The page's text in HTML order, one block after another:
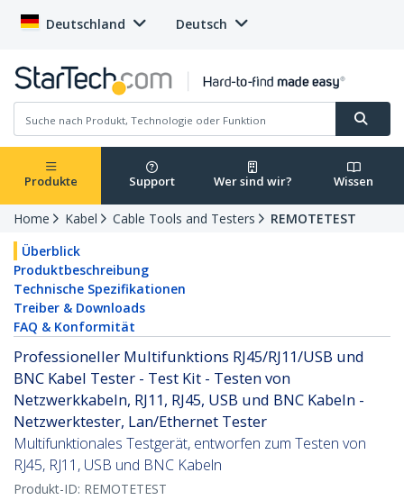
Deutschland Deutsch
Produkte Support Wer sind wir? Wissen
Home Kabel Cable Tools and Testers
REMOTETEST
Überblick
Produktbeschreibung
Technische Spezifikationen
Treiber & Downloads
FAQ & Konformität
Professioneller Multifunktions RJ45/RJ11/USB und
BNC Kabel Tester - Test Kit - Testen von
Netzwerkkabeln, RJ11, RJ45, USB und BNC Kabeln -
Netzwerktester, Lan/Ethernet Tester
Multifunktionales Testgerät, entworfen zum Testen von
RJ45, RJ11, USB und BNC Kabeln
Produkt-ID: REMOTETEST